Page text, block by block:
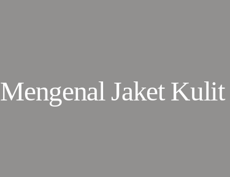
Mengenal Jaket Kulit